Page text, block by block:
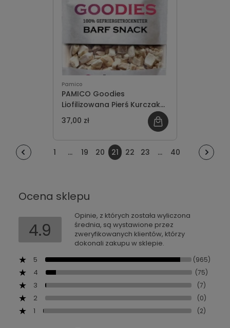
Pamico
PAMICO Goodies
Liofilizowana Pierś Kurczaka
50g
37,00 zł
1 ... 19 20 21 22 23 ... 40
Ocena sklepu
4.9
Opinie, z których została wyliczona
średnia, są wystawione przez
zweryfikowanych klientów, którzy
dokonali zakupu w sklepie.
5
(965)
4 (75)
3 (7)
2 (0)
1 (2)